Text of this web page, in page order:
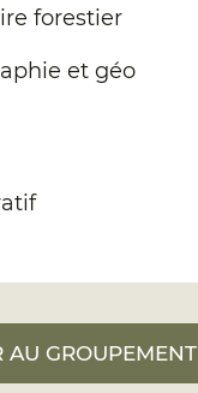
forestier
et géo
AU GROUPEMENT